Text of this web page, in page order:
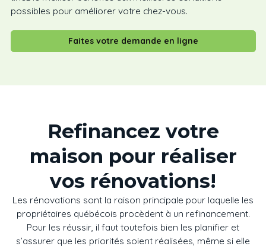
possibles pour améliorer votre chez-vous.
Faites votre demande en ligne
Refinancez votre
maison pour réaliser
vos rénovations!
Les rénovations sont la raison principale pour laquelle les
propriétaires québécois procèdent à un refinancement.
Pour les réussir, il faut toutefois bien les planifier et
s’assurer que les priorités soient réalisées, même si elle